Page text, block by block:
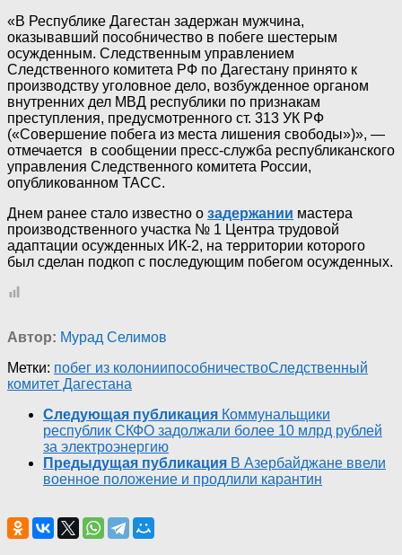
«В Республике Дагестан задержан мужчина,
оказывавший пособничество в побеге шестерым
осужденным. Следственным управлением
Следственного комитета РФ по Дагестану принято к
производству уголовное дело, возбужденное органом
внутренних дел МВД республики по признакам
преступления, предусмотренного ст. 313 УК РФ
(«Совершение побега из места лишения свободы»)», —
отмечается в сообщении пресс-служба республиканского
управления Следственного комитета России,
опубликованном ТАСС.
Днем ранее стало известно о задержании мастера
производственного участка № 1 Центра трудовой
адаптации осужденных ИК-2, на территории которого
был сделан подкоп с последующим побегом осужденных.
Автор: Мурад Селимов
Метки: побег из колониипособничествоСледственный
комитет Дагестана
Следующая публикация Коммунальщики
республик СКФО задолжали более 10 млрд рублей
за электроэнергию
Предыдущая публикация В Азербайджане ввели
военное положение и продлили карантин